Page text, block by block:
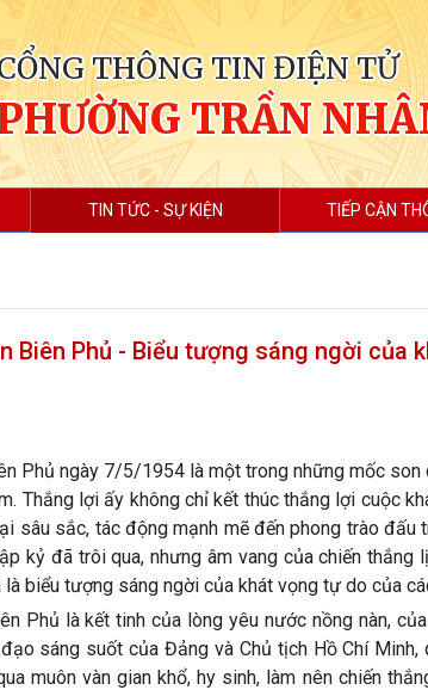
THÔNG TIN ĐIỆN TỬ
TRẦN
TIN TỨC - SỰ KIỆN TIẾP CẬN
Biên Phủ - Biểu tượng sáng ngời của
Phủ ngày 7/5/1954 là một trong những mốc
Thắng lợi ấy không chỉ kết thúc thắng lợi cuộc
sâu sắc, tác động mạnh mẽ đến phong trào
kỷ đã trôi qua, nhưng âm vang của chiến
là biểu tượng sáng ngời của khát vọng tự do của
Phủ là kết tinh của lòng yêu nước nồng nàn,
sáng suốt của Đảng và Chủ tịch Hồ Chí
muôn vàn gian khổ, hy sinh, làm nên chiến